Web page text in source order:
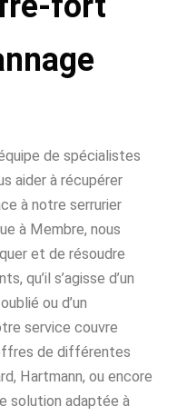
de spécialistes
aider à récupérer
à notre serrurier
à Membre, nous
et de résoudre
qu’il s’agisse d’un
ou d’un
service couvre
de différentes
Hartmann, ou encore
solution adaptée à